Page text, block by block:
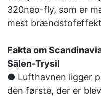
320neo-fly, som er
mest
Fakta om
Sälen-Trysil
● Lufthavnen ligger
den første, der er